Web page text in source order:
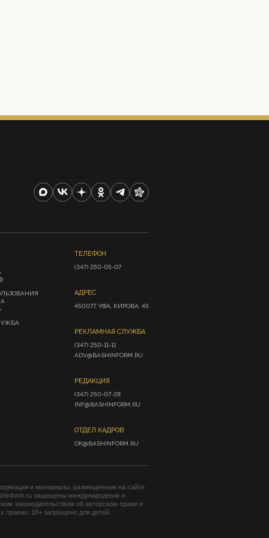
ТЕЛЕФОН
(347) 250-05-07
АДРЕС
450077, УФА, КИРОВА, 45
РЕКЛАМНАЯ СЛУЖБА
(347) 250-11-11
ADV@BASHINFORM.RU
РЕДАКЦИЯ
(347) 250-07-28
INF@BASHINFORM.RU
ОТДЕЛ КАДРОВ
OK@BASHINFORM.RU
и материалы, размещенные на сайте
защищены международным и
законодательством об авторском праве и
правах. 18+ запрещено для детей.